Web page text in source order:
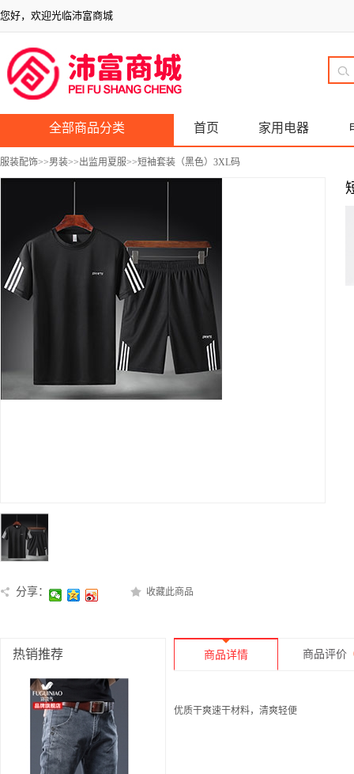
您好，欢迎光临沛富商城
全部商品分类 首页 家用电器
服装配饰>>男装>>出监用夏服>>短袖套装（黑色）3XL码
分享： 收藏此商品
热销推荐 商品详情 商品评价
优质干爽速干材料，清爽轻便